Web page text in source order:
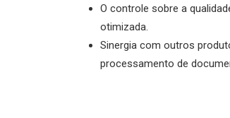
O controle sobre a
otimizada.
Sinergia com outros
processamento de